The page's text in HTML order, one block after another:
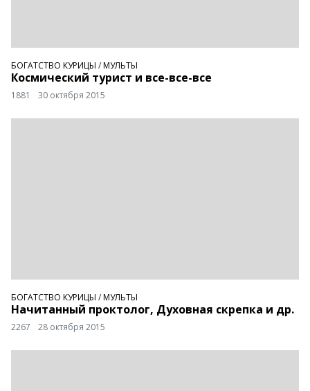
БОГАТСТВО КУРИЦЫ /МУЛЬТЫ
Космический турист и все-все-все
1881 30 октября 2015
БОГАТСТВО КУРИЦЫ /МУЛЬТЫ
Начитанный проктолог, Духовная скрепка и др.
2267 28 октября 2015